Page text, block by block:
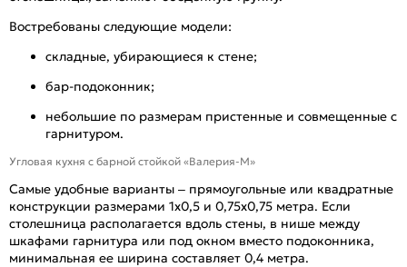
Востребованы следующие модели:
складные, убирающиеся к стене;
бар-подоконник;
небольшие по размерам пристенные и совмещенные с
гарнитуром.
Угловая кухня с барной стойкой «Валерия-М»
Самые удобные варианты – прямоугольные или квадратные
конструкции размерами 1х0,5 и 0,75х0,75 метра. Если
столешница располагается вдоль стены, в нише между
шкафами гарнитура или под окном вместо подоконника,
минимальная ее ширина составляет 0,4 метра.